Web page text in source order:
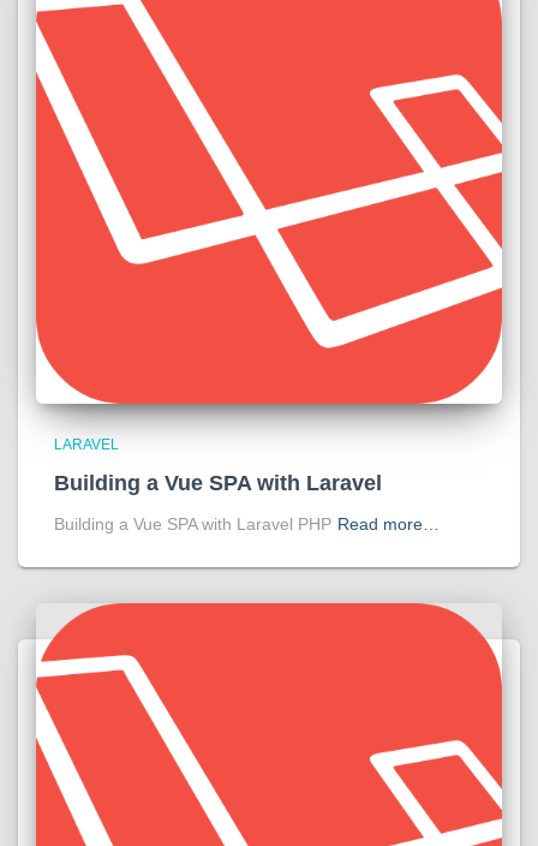
LARAVEL
Building a Vue SPA with Laravel
Building a Vue SPA with Laravel PHP Read more…